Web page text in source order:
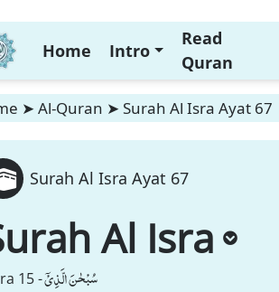
Home Intro
Read
Quran
➤ Al-Quran ➤ Surah Al Isra Ayat 67
Surah Al Isra Ayat 67
Al Isra
15 -سُبْحٰنَ الَّذِیْۤ